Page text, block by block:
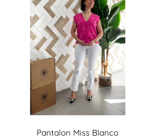
Pantalon Miss Blanco